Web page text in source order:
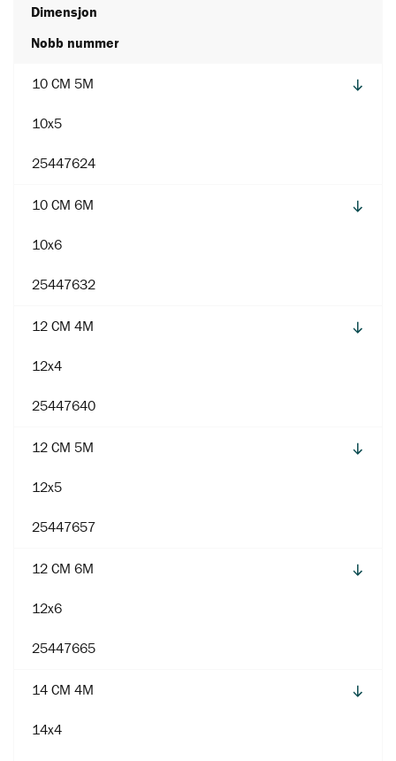
Dimensjon
Nobb nummer
10 CM 5M
10x5
25447624
10 CM 6M
10x6
25447632
12 CM 4M
12x4
25447640
12 CM 5M
12x5
25447657
12 CM 6M
12x6
25447665
14 CM 4M
14x4